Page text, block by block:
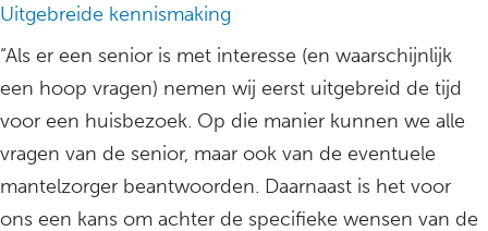
Uitgebreide kennismaking
“Als er een senior is met interesse (en waarschijnlijk
een hoop vragen) nemen wij eerst uitgebreid de tijd
voor een huisbezoek. Op die manier kunnen we alle
vragen van de senior, maar ook van de eventuele
mantelzorger beantwoorden. Daarnaast is het voor
ons een kans om achter de specifieke wensen van de